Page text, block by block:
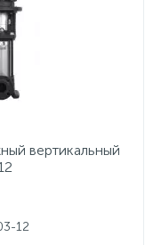
вертикальный
12